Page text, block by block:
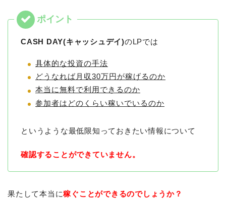
CASH DAY(キャッシュデイ)のLPでは
具体的な投資の手法
どうなれば月収30万円が稼げるのか
本当に無料で利用できるのか
参加者はどのくらい稼いでいるのか
というような最低限知っておきたい情報について
確認することができていません。
果たして本当に稼ぐことができるのでしょうか？